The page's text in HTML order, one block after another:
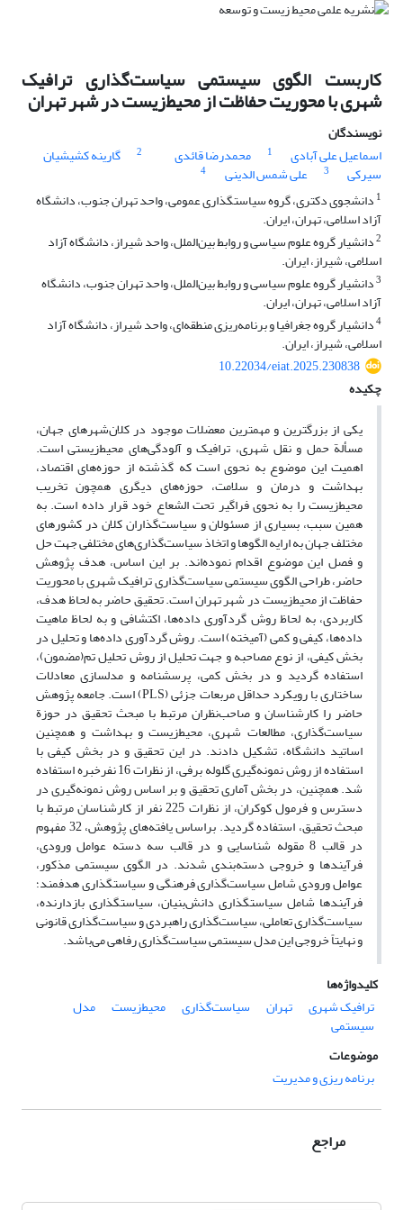
کاربست الگوی سیستمی سیاست‌گذاری ترافیک
شهری با محوریت حفاظت از محیط‌زیست در شهر تهران
نویسندگان
اسماعیل علی آبادی
1 محمدرضا قائدی 2 گارینه کشیشیان
سیرکی 3 علی شمس الدینی
4
1 دانشجوی دکتری، گروه سیاستگذاری عمومی، واحد تهران جنوب، دانشگاه
آزاد اسلامی، تهران، ایران.
2دانشیار گروه علوم سیاسی و روابط بین‌الملل، واحد شیراز، دانشگاه آزاد
اسلامی، شیراز، ایران.
3دانشیار گروه علوم سیاسی و روابط بین‌الملل، واحد تهران جنوب، دانشگاه
آزاد اسلامی، تهران، ایران.
4دانشیار گروه جغرافیا و برنامه‌ریزی منطقه‌ای، واحد شیراز، دانشگاه آزاد
اسلامی، شیراز، ایران.
10.22034/eiat.2025.230838
چکیده
یکی از بزرگترین و مهمترین معضلات موجود در کلان‌شهرهای جهان،
مسألة حمل و نقل شهری، ترافیک و آلودگی‌های محیط‌زیستی است.
اهمیت این موضوع به نحوی است که گذشته از حوزه‌های اقتصاد،
بهداشت و درمان و سلامت، حوزه‌های دیگری همچون تخریب
محیط‌زیست را به نحوی فراگیر تحت الشعاع خود قرار داده است. به
همین سبب، بسیاری از مسئولان و سیاست‌گذاران کلان در کشورهای
مختلف جهان به ارایه الگوها و اتخاذ سیاست‌گذاری‌های مختلفی جهت حل
و فصل این موضوع اقدام نموده‌اند. بر این اساس، هدف پژوهش
حاضر، طراحی الگوی سیستمی سیاست‌گذاری ترافیک شهری با محوریت
حفاظت از محیط‌زیست در شهر تهران است. تحقیق حاضر به لحاظ هدف،
کاربردی، به لحاظ روش گردآوری داده‌ها، اکتشافی و به لحاظ ماهیت
داده‌ها، کیفی و کمی (آمیخته) است. روش گردآوری داده‌ها و تحلیل در
بخش کیفی، از نوع مصاحبه و جهت تحلیل از روش تحلیل تم(مضمون)،
استفاده گردید و در بخش کمی، پرسشنامه و مدلسازی معادلات
ساختاری با رویکرد حداقل مربعات جزئی (PLS) است. جامعه پژوهش
حاضر را کارشناسان و صاحب‌نظران مرتبط با مبحث تحقیق در حوزة
سیاست‌گذاری، مطالعات شهری، محیط‌زیست و بهداشت و همچنین
اساتید دانشگاه، تشکیل دادند. در این تحقیق و در بخش کیفی با
استفاده از روش نمونه‌گیری گلوله برفی، از نظرات 16 نفرخبره استفاده
شد. همچنین، در بخش آماری تحقیق و بر اساس روش نمونه‌گیری در
دسترس و فرمول کوکران، از نظرات 225 نفر از کارشناسان مرتبط با
مبحث تحقیق، استفاده گردید. براساس یافته‌های پژوهش، 32 مفهوم
در قالب‌ 8 مقوله‌ شناسایی‌ و‌ در قالب سه دسته عوامل ورودی،
فرآیندها و خروجی دسته‌بندی شدند. در الگوی سیستمی مذکور،
عوامل ورودی شامل سیاست‌گذاری فرهنگی و سیاستگذاری هدفمند؛
فرآیندها شامل سیاستگذاری دانش‌بنیان، سیاستگذاری بازدارنده،
سیاست‌گذاری تعاملی، سیاست‌گذاری راهبردی و سیاست‌گذاری قانونی
و نهایتاً خروجی این مدل سیستمی سیاست‌گذاری رفاهی می‌باشد.
کلیدواژه‌ها
ترافیک شهری
تهران سیاست‌گذاری محیط‌زیست مدل
سیستمی
موضوعات
برنامه ریزی و مدیریت
مراجع